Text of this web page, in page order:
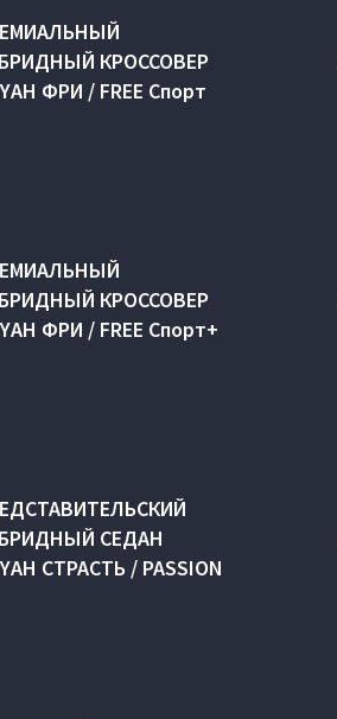
КРОССОВЕР
ФРИ / FREE Спорт
КРОССОВЕР
ФРИ / FREE Спорт+
СЕДАН
СТРАСТЬ / PASSION